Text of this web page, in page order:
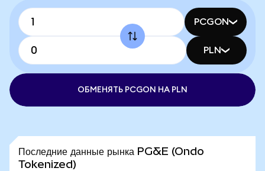
PCGON
PLN
ОБМЕНЯТЬ PCGON НА PLN
Последние данные рынка PG&E (Ondo
Tokenized)